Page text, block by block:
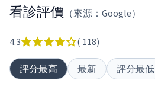
看診評價 （來源：Google）
4.3 ( 118)
評分最高 最新 評分最低